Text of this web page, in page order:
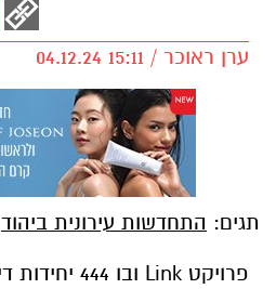
ערן ראוכר / 15:11 04.12.24
תגים: התחדשות עירונית ביהוד